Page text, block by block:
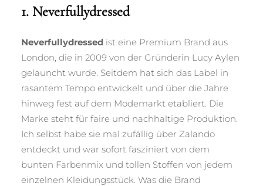
1. Neverfullydressed
Neverfullydressed ist eine Premium Brand aus
London, die in 2009 von der Gründerin Lucy Aylen
gelauncht wurde. Seitdem hat sich das Label in
rasantem Tempo entwickelt und über die Jahre
hinweg fest auf dem Modemarkt etabliert. Die
Marke steht für faire und nachhaltige Produktion.
Ich selbst habe sie mal zufällig über Zalando
entdeckt und war sofort fasziniert von dem
bunten Farbenmix und tollen Stoffen von jedem
einzelnen Kleidungsstück. Was die Brand